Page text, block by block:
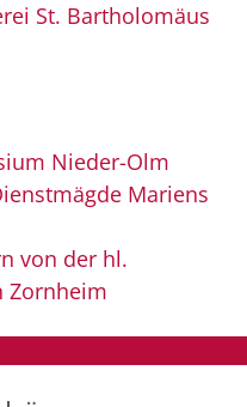
St. Bartholomäus
Nieder-Olm
Mariens
von der hl.
Zornheim